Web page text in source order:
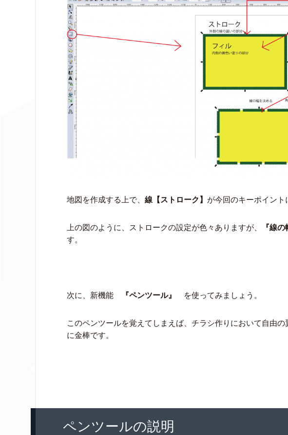
地図を作成する上で、 線【ストローク】 が今回のキーポイント
上の図のように、ストロークの設定が色々ありますが、 『線の
す。
次に、新機能 『ペンツール』 を使ってみましょう。
このペンツールを覚えてしまえば、チラシ作りにおいて自由
に金棒です。
ペンツールの説明